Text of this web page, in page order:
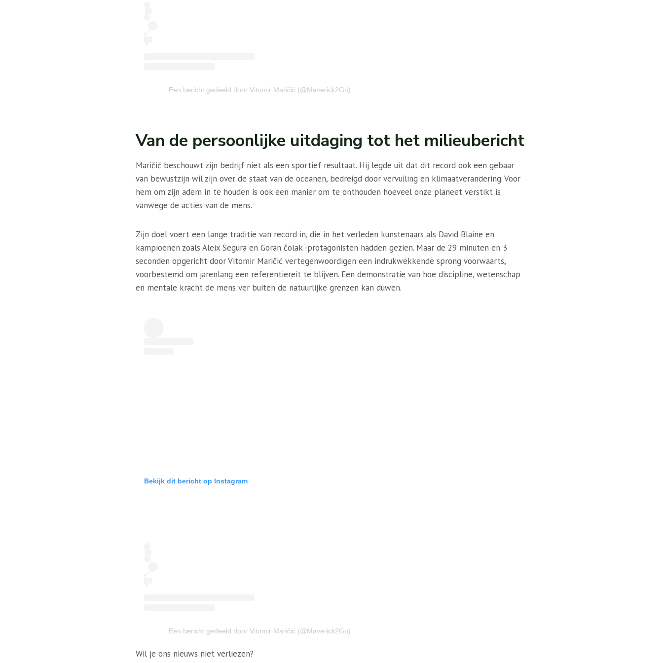
Een bericht gedeeld door Vitomir Maričić (@Maverick2Go)
Van de persoonlijke uitdaging tot het milieubericht
Maričić beschouwt zijn bedrijf niet als een sportief resultaat. Hij legde uit dat dit record ook een gebaar
van bewustzijn wil zijn over de staat van de oceanen, bedreigd door vervuiling en klimaatverandering. Voor
hem om zijn adem in te houden is ook een manier om te onthouden hoeveel onze planeet verstikt is
vanwege de acties van de mens.
Zijn doel voert een lange traditie van record in, die in het verleden kunstenaars als David Blaine en
kampioenen zoals Aleix Segura en Goran čolak -protagonisten hadden gezien. Maar de 29 minuten en 3
seconden opgericht door Vitomir Maričić vertegenwoordigen een indrukwekkende sprong voorwaarts,
voorbestemd om jarenlang een referentiereit te blijven. Een demonstratie van hoe discipline, wetenschap
en mentale kracht de mens ver buiten de natuurlijke grenzen kan duwen.
Bekijk dit bericht op Instagram
Een bericht gedeeld door Vitomir Maričić (@Maverick2Go)
Wil je ons nieuws niet verliezen?